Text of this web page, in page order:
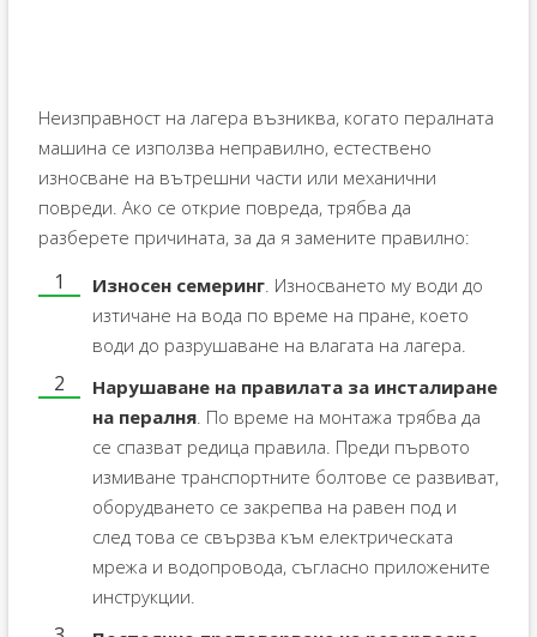
Неизправност на лагера възниква, когато пералната
машина се използва неправилно, естествено
износване на вътрешни части или механични
повреди. Ако се открие повреда, трябва да
разберете причината, за да я замените правилно:
Износен семеринг. Износването му води до
изтичане на вода по време на пране, което
води до разрушаване на влагата на лагера.
Нарушаване на правилата за инсталиране
на пералня. По време на монтажа трябва да
се спазват редица правила. Преди първото
измиване транспортните болтове се развиват,
оборудването се закрепва на равен под и
след това се свързва към електрическата
мрежа и водопровода, съгласно приложените
инструкции.